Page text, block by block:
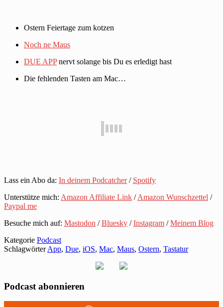
Ostern Feiertage zum kotzen
Noch ne Maus
DUE APPnervt solange bis Du es erledigt hast
Die fehlenden Tasten am Mac…
Lass ein Abo da: In deinem Podcatcher/ Spotify
Unterstütze mich: Amazon Affiliate Link /Amazon Wunschzettel /
Paypal me
Besuche mich auf: Mastodon /Bluesky /Instagram /Meinem Blog
Kategorie Podcast
SchlagwörterApp, Due, iOS, Mac, Maus, Ostern, Tastatur
Podcast abonnieren